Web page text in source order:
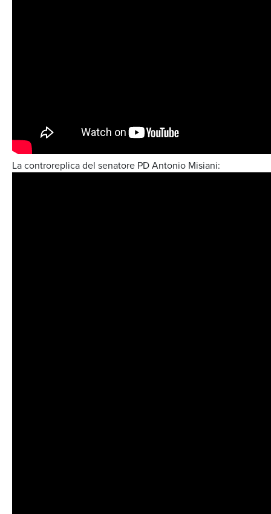
La controreplica del senatore PD Antonio Misiani: